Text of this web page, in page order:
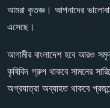
আমরা কৃতজ্ঞ। আপনাদের
এসেছে।
আগামীর বাংলাদেশ হবে আরও
কৃষিবিদ গ্রুপ থাকবে সামনের
অগ্রযাত্রা অব্যাহত থাকবে